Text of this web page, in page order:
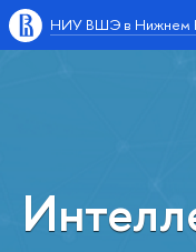
НИУ ВШЭ в Нижнем